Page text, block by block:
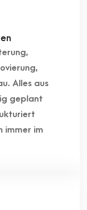
Alles aus
geplant
immer im